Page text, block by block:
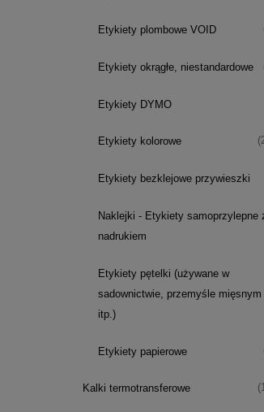
Etykiety plombowe VOID
Etykiety okrągłe, niestandardowe
Etykiety DYMO
Etykiety kolorowe
Etykiety bezklejowe przywieszki
Naklejki - Etykiety samoprzylepne
nadrukiem
Etykiety pętelki (używane w
sadownictwie, przemyśle mięsnym
itp.)
Etykiety papierowe
Kalki termotransferowe